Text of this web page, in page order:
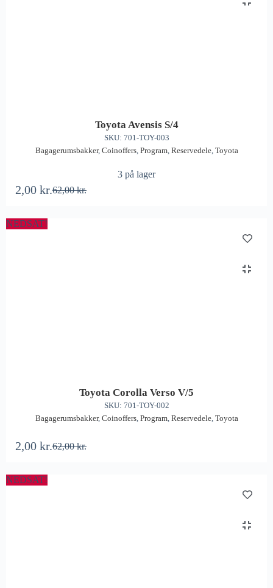
Toyota Avensis S/4
SKU: 701-TOY-003
Bagagerumsbakker, Coinoffers, Program, Reservedele, Toyota
3 på lager
62,00kr.
2,00 kr.
NEDSAT!
Toyota Corolla Verso V/5
SKU: 701-TOY-002
Bagagerumsbakker, Coinoffers, Program, Reservedele, Toyota
62,00kr.
2,00 kr.
NEDSAT!